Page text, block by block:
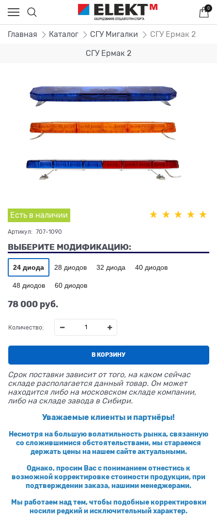
0
Главная Каталог СГУ Мигалки СГУ Ермак 2
СГУ Ермак 2
Есть в наличии
Артикул: 707-1090
ВЫБЕРИТЕ МОДИФИКАЦИЮ:
24 диода 28 диодов 32 диода 40 диодов
48 диодов 60 диодов
78 000 руб.
Количество:
В КОРЗИНУ
Срок поставки зависит от того, на каком сейчас
складе располагается данный товар. Он может
находится либо на московском складе компании,
либо на складе завода в Сибири.
Уважаемые клиенты и партнёры!
Несмотря на большую волатильность рынка, связанную
со сложившимися обстоятельствами, мы стараемся
держать цены на нашем сайте актуальными.
Однако, просим Вас с пониманием отнестись к
возможной корректировке стоимости продукции, при
подтверждении заказа, нашими менеджерами.
Мы работаем над тем, чтобы подобные корректировки
носили редкий и исключительный характер.